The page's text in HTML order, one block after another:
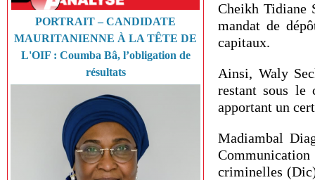
PORTRAIT – CANDIDATE
MAURITANIENNE À LA TÊTE DE
L'OIF : Coumba Bâ, l’obligation de
résultats
Cheikh Tidiane
mandat de
capitaux.
Ainsi, Waly
restant sous le
apportant un
Madiambal
criminelles